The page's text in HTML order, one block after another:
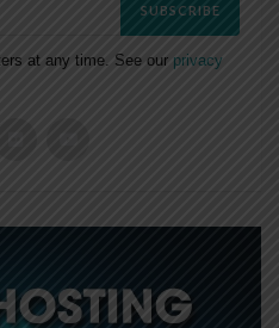
SUBSCRIBE
at any time. See our privacy